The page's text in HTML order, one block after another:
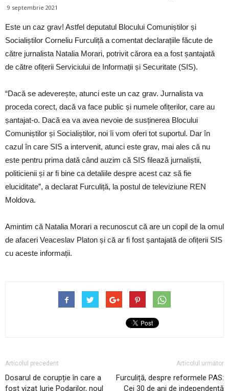
9 septembrie 2021
Este un caz grav! Astfel deputatul Blocului Comuniștilor și
Socialiștilor Corneliu Furculiță a comentat declarațiile făcute de
către jurnalista Natalia Morari, potrivit cărora ea a fost șantajată
de către ofițerii Serviciului de Informații și Securitate (SIS).
“Dacă se adeverește, atunci este un caz grav. Jurnalista va
proceda corect, dacă va face public și numele ofițerilor, care au
șantajat-o. Dacă ea va avea nevoie de susținerea Blocului
Comuniștilor și Socialiștilor, noi îi vom oferi tot suportul. Dar în
cazul în care SIS a intervenit, atunci este grav, mai ales că nu
este pentru prima dată când auzim că SIS filează jurnaliștii,
politicienii și ar fi bine ca detaliile despre acest caz să fie
eluciditate”, a declarat Furculiță, la postul de televiziune REN
Moldova.
Amintim că Natalia Morari a recunoscut că are un copil de la omul
de afaceri Veaceslav Platon și că ar fi fost șantajată de ofițerii SIS
cu aceste informații.
Articolul precedent
Dosarul de corupție în care a
fost vizat Iurie Podarilor, noul
Articolul următor
Furculiță, despre reformele PAS:
Cei 30 de ani de independență